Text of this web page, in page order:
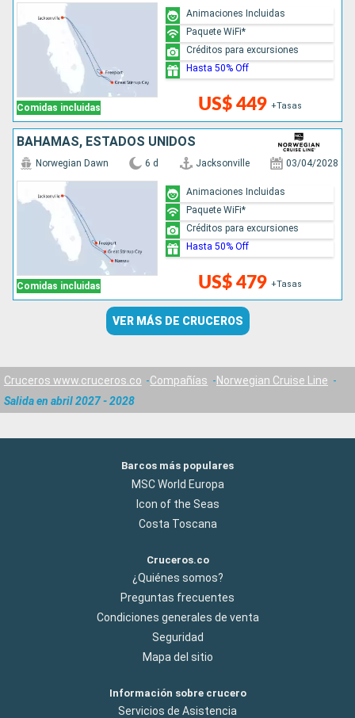
Comidas incluidas US$ 449 +Tasas
Animaciones Incluidas
Paquete WiFi*
Créditos para excursiones
Hasta 50% Off
BAHAMAS, ESTADOS UNIDOS
Comidas incluidas
Norwegian Dawn 6 d Jacksonville 03/04/2028
US$ 479 +Tasas
Animaciones Incluidas
Paquete WiFi*
Créditos para excursiones
Hasta 50% Off
VER MÁS DE CRUCEROS
Cruceros www.cruceros.co Compañías
Norwegian Cruise Line
Salida en abril 2027 - 2028
Barcos más populares
MSC World Europa
Icon of the Seas
Costa Toscana
Cruceros.co
¿Quiénes somos?
Preguntas frecuentes
Condiciones generales de venta
Seguridad
Mapa del sitio
Información sobre crucero
Servicios de Asistencia